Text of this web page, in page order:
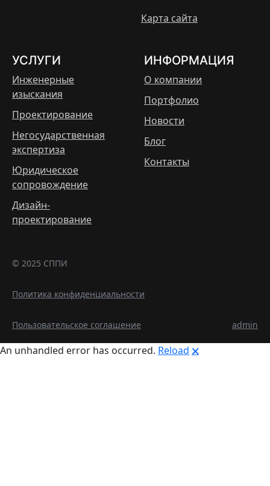
Карта сайта
УСЛУГИ
Инженерные
изыскания
Проектирование
Негосударственная
экспертиза
Юридическое
сопровождение
Дизайн-
проектирование
ИНФОРМАЦИЯ
О компании
Портфолио
Новости
Блог
Контакты
© 2025 СППИ
Политика конфиденциальности
Пользовательское соглашение admin
An unhandled error has occurred. Reload 🗙